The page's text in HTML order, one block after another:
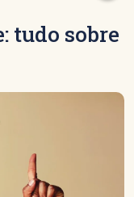
tudo sobre